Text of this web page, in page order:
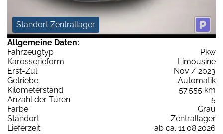
Standort Zentrallager
Allgemeine Daten:
Fahrzeugtyp
Pkw
Karosserieform
Limousine
Erst-Zul.
Nov / 2023
Getriebe
Automatik
Kilometerstand
57.555 km
Anzahl der Türen
5
Farbe
Grau
Standort
Zentrallager
Lieferzeit
ab ca. 11.08.2026